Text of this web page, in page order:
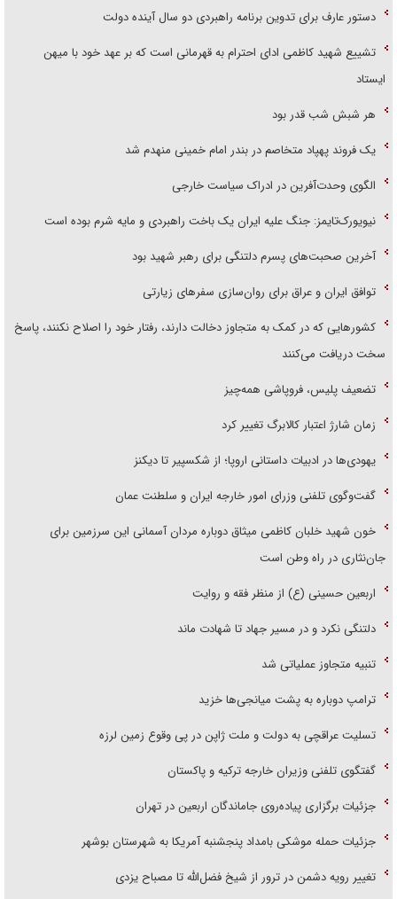
دستور عارف برای تدوین برنامه راهبردی دو سال آینده دولت
تشییع شهید کاظمی ادای احترام به قهرمانی است که بر عهد خود با میهن
ایستاد
هر شبش شب قدر بود
یک فروند پهپاد متخاصم در بندر امام خمینی منهدم شد
الگوی وحدت‌آفرین در ادراک سیاست خارجی
نیویورک‌تایمز: جنگ علیه ایران یک باخت راهبردی و مایه شرم بوده است
آخرین صحبت‌های پسرم دلتنگی برای رهبر شهید بود
توافق ایران و عراق برای روان‌سازی سفر‌های زیارتی
کشور‌هایی که در کمک به متجاوز دخالت دارند، رفتار خود را اصلاح نکنند، پاسخ
سخت دریافت می‌کنند
تضعیف پلیس، فروپاشی همه‌چیز
زمان شارژ اعتبار کالابرگ تغییر کرد
یهودی‌ها در ادبیات داستانی اروپا؛ از شکسپیر تا دیکنز
گفت‌وگوی تلفنی وزرای امور خارجه ایران و سلطنت عمان
خون شهید خلبان کاظمی میثاق دوباره مردان آسمانی این سرزمین برای
جان‌نثاری در راه وطن است
اربعین حسینی (ع) از منظر فقه و روایت
دلتنگی نکرد و در مسیر جهاد تا شهادت ماند
تنبیه متجاوز عملیاتی شد
ترامپ دوباره به پشت میانجی‌ها خزید
تسلیت عراقچی به دولت و ملت ژاپن در پی وقوع زمین لرزه
گفتگوی تلفنی وزیران خارجه ترکیه و پاکستان
جزئیات برگزاری پیاده‌روی جاماندگان اربعین در تهران
جزئیات حمله موشکی بامداد پنجشنبه آمریکا به شهرستان بوشهر
تغییر رویه دشمن در ترور از شیخ فضل‌الله تا مصباح یزدی